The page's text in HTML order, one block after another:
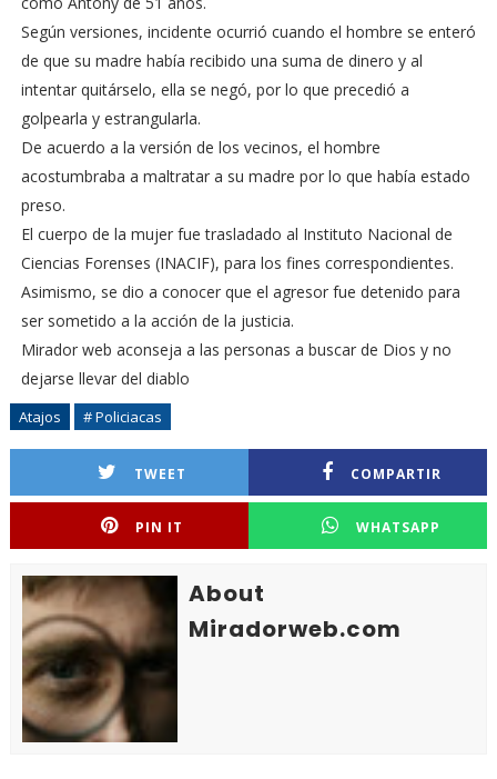
Según versiones, incidente ocurrió cuando el hombre se enteró
de que su madre había recibido una suma de dinero y al
intentar quitárselo, ella se negó, por lo que precedió a
golpearla y estrangularla.
De acuerdo a la versión de los vecinos, el hombre
acostumbraba a maltratar a su madre por lo que había estado
preso.
El cuerpo de la mujer fue trasladado al Instituto Nacional de
Ciencias Forenses (INACIF), para los fines correspondientes.
Asimismo, se dio a conocer que el agresor fue detenido para
ser sometido a la acción de la justicia.
Mirador web aconseja a las personas a buscar de Dios y no
dejarse llevar del diablo
Atajos # Policiacas
TWEET COMPARTIR
PIN IT WHATSAPP
About
Miradorweb.com